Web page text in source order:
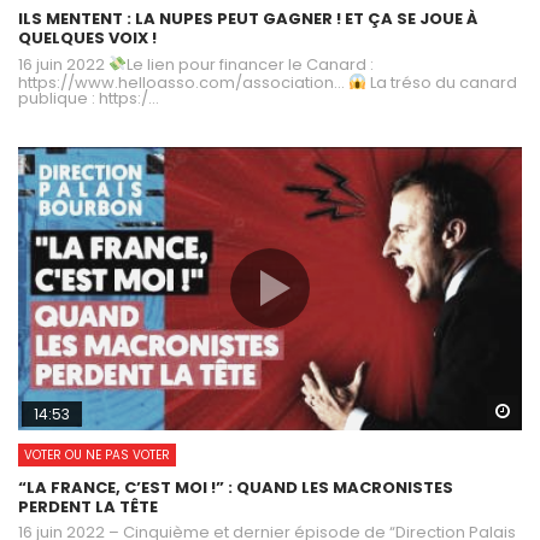
ILS MENTENT : LA NUPES PEUT GAGNER ! ET ÇA SE JOUE À
QUELQUES VOIX !
16 juin 2022
Le lien pour financer le Canard :
https://www.helloasso.com/association… La tréso du canard
publique : https:/...
14:53
VOTER OU NE PAS VOTER
“LA FRANCE, C’EST MOI !” : QUAND LES MACRONISTES
PERDENT LA TÊTE
16 juin 2022 – Cinquième et dernier épisode de “Direction Palais